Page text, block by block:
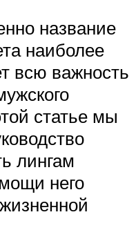
название
наиболее
всю важность
статье мы
лингам
него